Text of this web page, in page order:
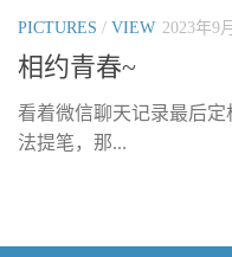
PICTURES / VIEW 2023年9
相约青春~
看着微信聊天记录最后定
法提笔，那...